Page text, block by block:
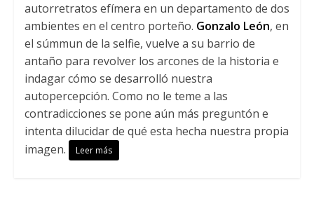
autorretratos efímera en un departamento de dos
ambientes en el centro porteño. Gonzalo León, en
el súmmun de la selfie, vuelve a su barrio de
antaño para revolver los arcones de la historia e
indagar cómo se desarrolló nuestra
autopercepción. Como no le teme a las
contradicciones se pone aún más preguntón e
intenta dilucidar de qué esta hecha nuestra propia
imagen.
Leer más